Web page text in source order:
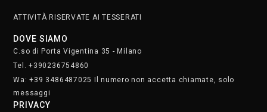
ATTIVITÀ RISERVATE AI TESSERATI
DOVE SIAMO
C.so di Porta Vigentina 35 - Milano
Tel. +390236754860
Wa: +39 3486487025 Il numero non accetta chiamate, solo
messaggi
PRIVACY